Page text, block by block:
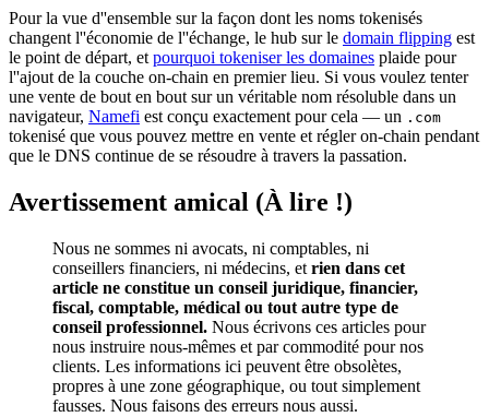
Pour la vue d''ensemble sur la façon dont les noms tokenisés
changent l''économie de l''échange, le hub sur le domain flipping est
le point de départ, et pourquoi tokeniser les domaines plaide pour
l''ajout de la couche on-chain en premier lieu. Si vous voulez tenter
une vente de bout en bout sur un véritable nom résoluble dans un
navigateur, Namefi est conçu exactement pour cela — un .com
tokenisé que vous pouvez mettre en vente et régler on-chain pendant
que le DNS continue de se résoudre à travers la passation.
Avertissement amical (À lire !)
Nous ne sommes ni avocats, ni comptables, ni
conseillers financiers, ni médecins, et rien dans cet
article ne constitue un conseil juridique, financier,
fiscal, comptable, médical ou tout autre type de
conseil professionnel. Nous écrivons ces articles pour
nous instruire nous-mêmes et par commodité pour nos
clients. Les informations ici peuvent être obsolètes,
propres à une zone géographique, ou tout simplement
fausses. Nous faisons des erreurs nous aussi.